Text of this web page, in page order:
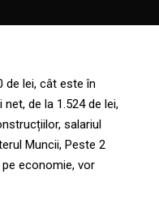
de lei, cât este în
de la 1.524 de lei,
salariul
Muncii, Peste 2
economie, vor